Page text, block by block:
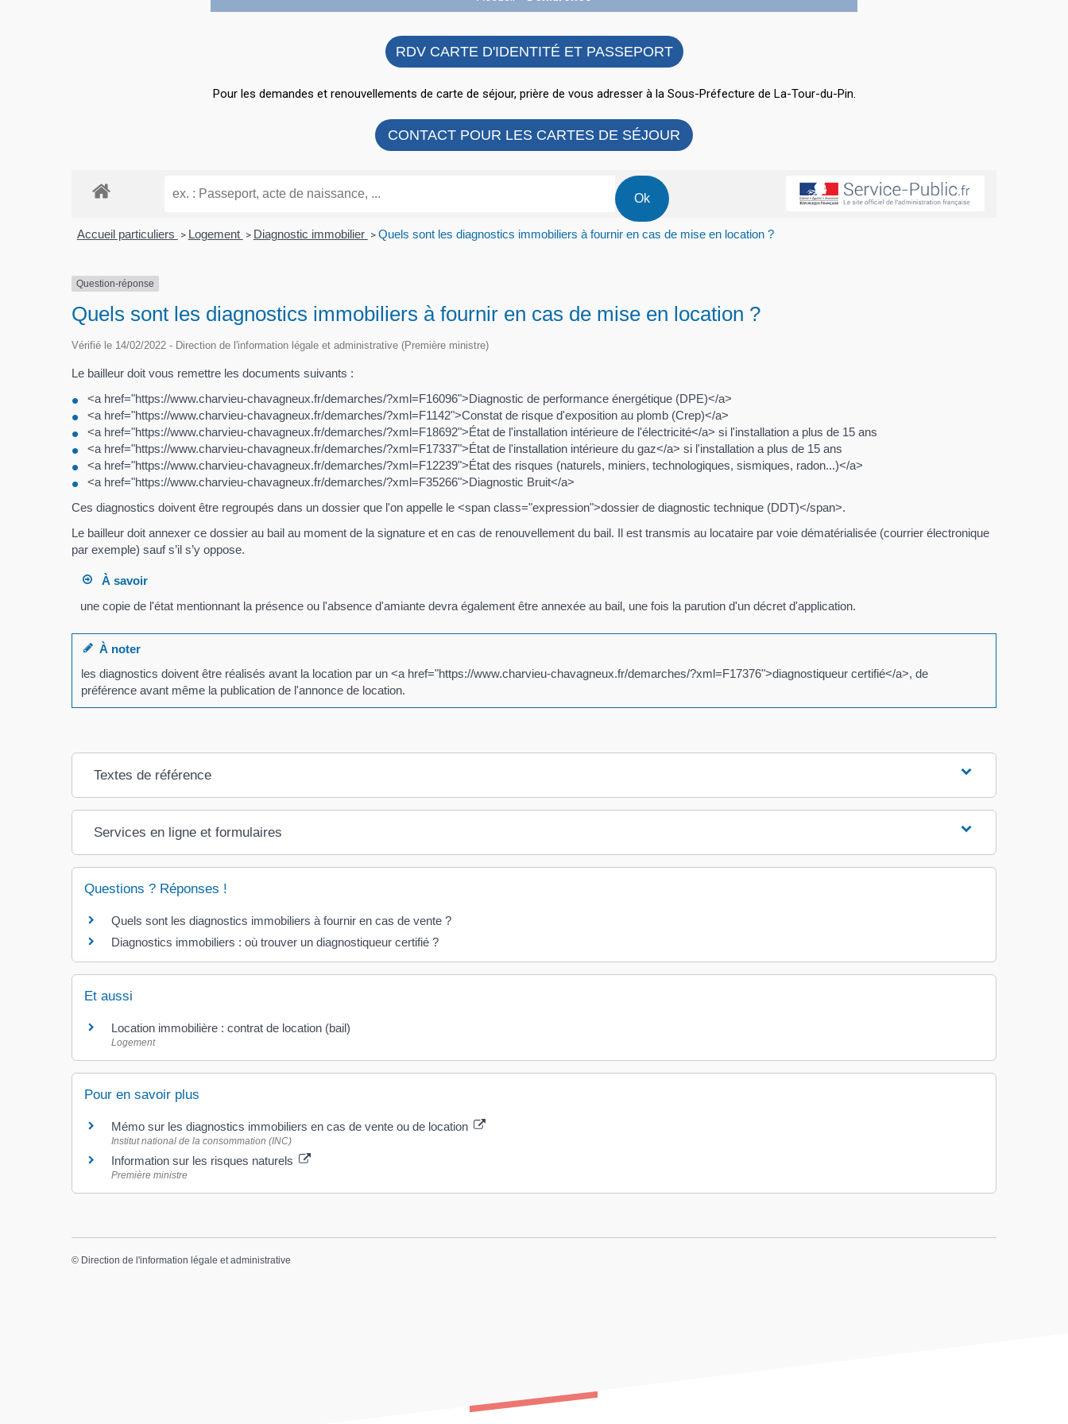
RDV CARTE D'IDENTITÉ ET PASSEPORT
Pour les demandes et renouvellements de carte de séjour, prière de vous adresser à la Sous-Préfecture de La-Tour-du-Pin.
CONTACT POUR LES CARTES DE SÉJOUR
Accueil particuliers > Logement > Diagnostic immobilier > Quels sont les diagnostics immobiliers à fournir en cas de mise en location ?
Question-réponse
Quels sont les diagnostics immobiliers à fournir en cas de mise en location ?
Vérifié le 14/02/2022 - Direction de l'information légale et administrative (Première ministre)
Le bailleur doit vous remettre les documents suivants :
<a href="https://www.charvieu-chavagneux.fr/demarches/?xml=F16096">Diagnostic de performance énergétique (DPE)</a>
<a href="https://www.charvieu-chavagneux.fr/demarches/?xml=F1142">Constat de risque d'exposition au plomb (Crep)</a>
<a href="https://www.charvieu-chavagneux.fr/demarches/?xml=F18692">État de l'installation intérieure de l'électricité</a> si l'installation a plus de 15 ans
<a href="https://www.charvieu-chavagneux.fr/demarches/?xml=F17337">État de l'installation intérieure du gaz</a> si l'installation a plus de 15 ans
<a href="https://www.charvieu-chavagneux.fr/demarches/?xml=F12239">État des risques (naturels, miniers, technologiques, sismiques, radon...)</a>
<a href="https://www.charvieu-chavagneux.fr/demarches/?xml=F35266">Diagnostic Bruit</a>
Ces diagnostics doivent être regroupés dans un dossier que l'on appelle le <span class="expression">dossier de diagnostic technique (DDT)</span>.
Le bailleur doit annexer ce dossier au bail au moment de la signature et en cas de renouvellement du bail. Il est transmis au locataire par voie dématérialisée (courrier électronique
par exemple) sauf s’il s’y oppose.
À savoir
une copie de l'état mentionnant la présence ou l'absence d'amiante devra également être annexée au bail, une fois la parution d'un décret d'application.
À noter
les diagnostics doivent être réalisés avant la location par un <a href="https://www.charvieu-chavagneux.fr/demarches/?xml=F17376">diagnostiqueur certifié</a>, de
préférence avant même la publication de l'annonce de location.
Textes de référence
Services en ligne et formulaires
Questions ? Réponses !
Quels sont les diagnostics immobiliers à fournir en cas de vente ?
Diagnostics immobiliers : où trouver un diagnostiqueur certifié ?
Et aussi
Location immobilière : contrat de location (bail)
Logement
Pour en savoir plus
Mémo sur les diagnostics immobiliers en cas de vente ou de location
Institut national de la consommation (INC)
Information sur les risques naturels
Première ministre
© Direction de l'information légale et administrative